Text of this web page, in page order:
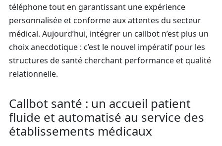
téléphone tout en garantissant une expérience
personnalisée et conforme aux attentes du secteur
médical. Aujourd’hui, intégrer un callbot n’est plus un
choix anecdotique : c’est le nouvel impératif pour les
structures de santé cherchant performance et qualité
relationnelle.
Callbot santé : un accueil patient
fluide et automatisé au service des
établissements médicaux